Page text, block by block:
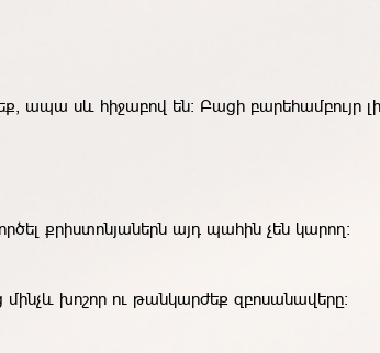
ապա սև հիջաբով են: Բացի բարեհամբույր
քրիստոնյաներն այդ պահին չեն կարող:
խոշոր ու թանկարժեք զբոսանավերը: